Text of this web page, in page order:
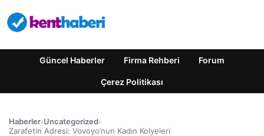
Güncel Haberler Firma Rehberi Forum
Çerez Politikası
Haberler›Uncategorized›
Zarafetin Adresi: Vovoyo’nun Kadın Kolyeleri